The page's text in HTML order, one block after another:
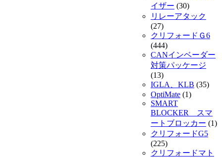
イザー (30)
リレーアタック
(27)
クリフォードＧ6
(444)
CANインベーダー
対策パッケージ
(13)
IGLA、KLB (35)
OptiMate (1)
SMART
BLOCKER スマ
ートブロッカー (1)
クリフォードG5
(225)
クリフォードマト